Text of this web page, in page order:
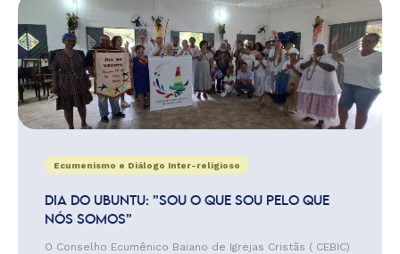
Ecumenismo e Diálogo Inter-religioso
DIA DO UBUNTU: ”SOU O QUE SOU PELO QUE
NÓS SOMOS”
O Conselho Ecumênico Baiano de Igrejas Cristãs ( CEBIC)